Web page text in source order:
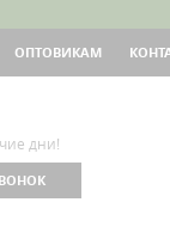
ОПТОВИКАМ
дни!